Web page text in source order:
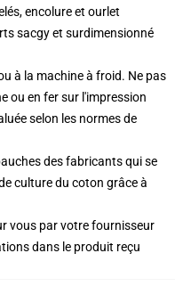
encolure et ourlet
sacgy et surdimensionné
à la machine à froid. Ne pas
ou en fer sur l'impression
selon les normes de
des fabricants qui se
culture du coton grâce à
vous par votre fournisseur
dans le produit reçu